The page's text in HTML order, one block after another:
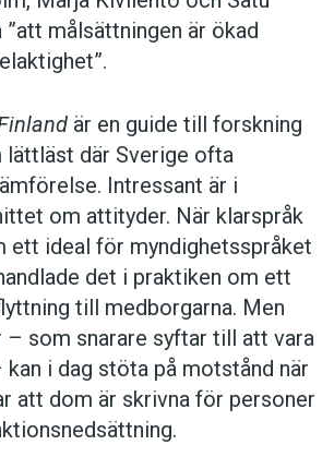
målsättningen är ökad
är en guide till forskning
lättläst där ­Sverige ofta
­Intressant är i
om attityder. När klar­språk
ett ideal för myndighetsspråket
det i praktiken om ett
till medborgarna. Men
som snarare syftar till att vara
kan i dag stöta på motstånd när
att dom är skrivna för personer